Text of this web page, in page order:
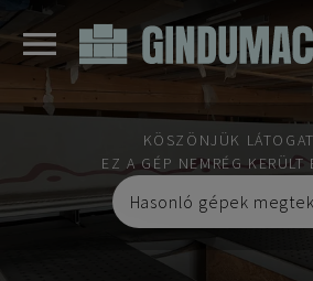
KÖSZÖNJÜK
EZ A GÉP NEMRÉG KERÜLT
Hasonló gépek